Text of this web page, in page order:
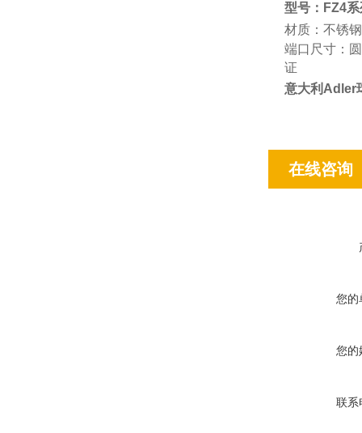
型号：FZ4系
材质：不锈
端口尺寸：
证
意大利Adler
在线咨询
您的
您的
联系